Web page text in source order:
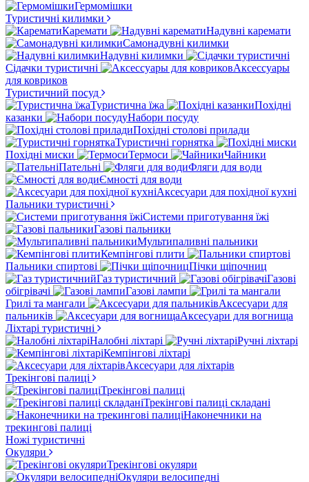
Гермомішки
Туристичні килимки
Каремати
Надувні каремати
Самонадувні килимки
Надувні килимки
Сідачки туристичні
Аксессуары
для ковриков
Туристичний посуд
Туристична їжа
Похідні
казанки
Набори посуду
Похідні столові прилади
Туристичні горнятка
Похідні миски
Термоси
Чайники
Пательні
Фляги для води
Ємності для води
Аксесуари для похідної кухні
Пальники туристичні
Системи приготування їжі
Газові пальники
Мультипаливні пальники
Кемпінгові плити
Пальники спиртові
Пічки щіпочниц
Газ туристичний
Газові
обігрівачі
Газові лампи
Грилі та мангали
Аксесуари для
пальників
Аксесуари для вогнища
Ліхтарі туристичні
Налобні ліхтарі
Ручні ліхтарі
Кемпінгові ліхтарі
Аксесуари для ліхтарів
Трекінгові палиці
Трекінгові палиці
Трекінгові палиці складані
Наконечники на
трекингові палиці
Ножі туристичні
Окуляри
Трекінгові окуляри
Окуляри велосипедні